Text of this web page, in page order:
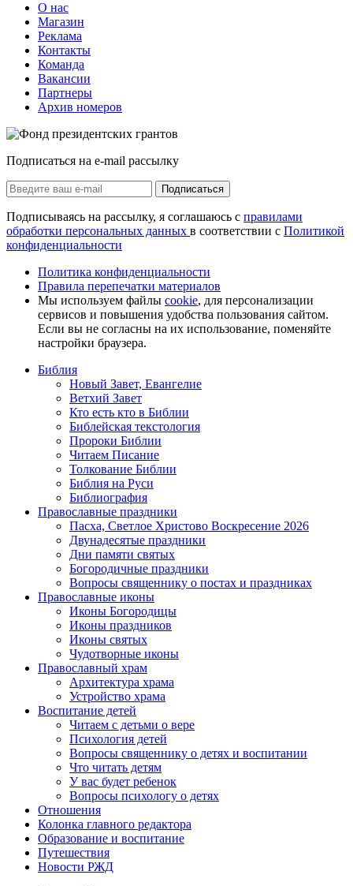
О нас
Магазин
Реклама
Контакты
Команда
Вакансии
Партнеры
Архив номеров
Подписаться на e-mail рассылку
Подписаться
Подписываясь на рассылку, я соглашаюсь с правилами
обработки персональных данных в соответствии с Политикой
конфиденциальности
Политика конфиденциальности
Правила перепечатки материалов
Мы используем файлы cookie, для персонализации
сервисов и повышения удобства пользования сайтом.
Если вы не согласны на их использование, поменяйте
настройки браузера.
Библия
Новый Завет, Евангелие
Ветхий Завет
Кто есть кто в Библии
Библейская текстология
Пророки Библии
Читаем Писание
Толкование Библии
Библия на Руси
Библиография
Православные праздники
Пасха, Светлое Христово Воскресение 2026
Двунадесятые праздники
Дни памяти святых
Богородичные праздники
Вопросы священнику о постах и праздниках
Православные иконы
Иконы Богородицы
Иконы праздников
Иконы святых
Чудотворные иконы
Православный храм
Архитектура храма
Устройство храма
Воспитание детей
Читаем с детьми о вере
Психология детей
Вопросы священнику о детях и воспитании
Что читать детям
У вас будет ребенок
Вопросы психологу о детях
Отношения
Колонка главного редактора
Образование и воспитание
Путешествия
Новости РЖД